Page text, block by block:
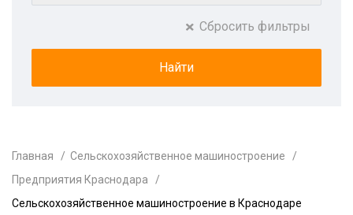
Сбросить фильтры
Главная
Сельскохозяйственное машиностроение
Предприятия Краснодара
Сельскохозяйственное машиностроение в Краснодаре